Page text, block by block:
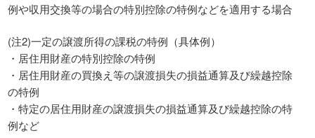
例や収用交換等の場合の特別控除の特例などを適用する場合
(注2)一定の譲渡所得の課税の特例（具体例）
・居住用財産の特別控除の特例
・居住用財産の買換え等の譲渡損失の損益通算及び繰越控除
の特例
・特定の居住用財産の譲渡損失の損益通算及び繰越控除の特
例など